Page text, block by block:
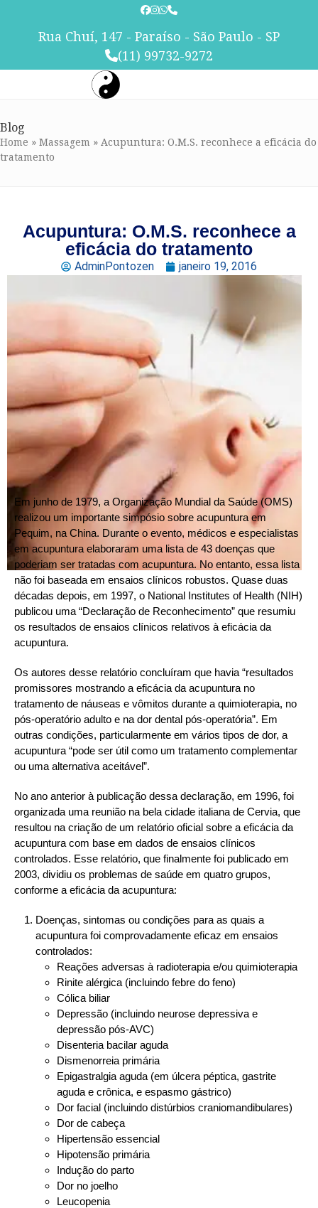
contentRua Chuí, 147 - Paraíso - São Paulo - SP
(11) 99732-9272
Blog
Home » Massagem » Acupuntura: O.M.S. reconhece a eficácia do
tratamento
Acupuntura: O.M.S. reconhece a
eficácia do tratamento
AdminPontozen janeiro 19, 2016
Em junho de 1979, a Organização Mundial da Saúde (OMS)
realizou um importante simpósio sobre acupuntura em
Pequim, na China. Durante o evento, médicos e especialistas
em acupuntura elaboraram uma lista de 43 doenças que
poderiam ser tratadas com acupuntura. No entanto, essa lista
não foi baseada em ensaios clínicos robustos. Quase duas
décadas depois, em 1997, o National Institutes of Health (NIH)
publicou uma “Declaração de Reconhecimento” que resumiu
os resultados de ensaios clínicos relativos à eficácia da
acupuntura.
Os autores desse relatório concluíram que havia “resultados
promissores mostrando a eficácia da acupuntura no
tratamento de náuseas e vômitos durante a quimioterapia, no
pós-operatório adulto e na dor dental pós-operatória”. Em
outras condições, particularmente em vários tipos de dor, a
acupuntura “pode ser útil como um tratamento complementar
ou uma alternativa aceitável”.
No ano anterior à publicação dessa declaração, em 1996, foi
organizada uma reunião na bela cidade italiana de Cervia, que
resultou na criação de um relatório oficial sobre a eficácia da
acupuntura com base em dados de ensaios clínicos
controlados. Esse relatório, que finalmente foi publicado em
2003, dividiu os problemas de saúde em quatro grupos,
conforme a eficácia da acupuntura:
Doenças, sintomas ou condições para as quais a
acupuntura foi comprovadamente eficaz em ensaios
controlados:
Reações adversas à radioterapia e/ou quimioterapia
Rinite alérgica (incluindo febre do feno)
Cólica biliar
Depressão (incluindo neurose depressiva e
depressão pós-AVC)
Disenteria bacilar aguda
Dismenorreia primária
Epigastralgia aguda (em úlcera péptica, gastrite
aguda e crônica, e espasmo gástrico)
Dor facial (incluindo distúrbios craniomandibulares)
Dor de cabeça
Hipertensão essencial
Hipotensão primária
Indução do parto
Dor no joelho
Leucopenia